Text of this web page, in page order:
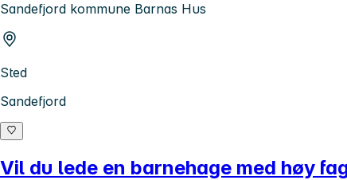
Sandefjord kommune Barnas Hus
Sted
Sandefjord
Vil du lede en barnehage med høy